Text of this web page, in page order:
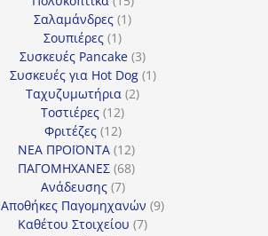
προϊόντα
Σαλαμάνδρες 11
Σουπιέρες 11
προϊόν
Συσκευές Pancake 33
προϊόντα
Συσκευές για Hot Dog 11
Ταχυζυμωτήρια 22
Τοστιέρες 1212
προϊόντα
Φριτέζες 1212
προϊόντα
ΝΕΑ ΠΡΟΪΟΝΤΑ 1212
προϊόντα
ΠΑΓΟΜΗΧΑΝΕΣ 6868
Ανάδευσης 77
προϊόντα
Αποθήκες Παγομηχανών 99
Καθέτου Στοιχείου 77